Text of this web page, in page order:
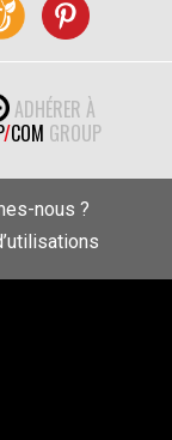
ADHÉRER À
/COM GROUP
nous ?